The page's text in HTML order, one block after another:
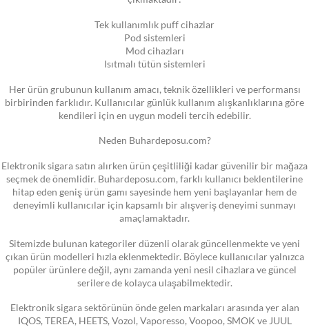
Tek kullanımlık puff cihazlar
Pod sistemleri
Mod cihazları
Isıtmalı tütün sistemleri
Her ürün grubunun kullanım amacı, teknik özellikleri ve performansı
birbirinden farklıdır. Kullanıcılar günlük kullanım alışkanlıklarına göre
kendileri için en uygun modeli tercih edebilir.
Neden Buhardeposu.com?
Elektronik sigara satın alırken ürün çeşitliliği kadar güvenilir bir mağaza
seçmek de önemlidir. Buhardeposu.com, farklı kullanıcı beklentilerine
hitap eden geniş ürün gamı sayesinde hem yeni başlayanlar hem de
deneyimli kullanıcılar için kapsamlı bir alışveriş deneyimi sunmayı
amaçlamaktadır.
Sitemizde bulunan kategoriler düzenli olarak güncellenmekte ve yeni
çıkan ürün modelleri hızla eklenmektedir. Böylece kullanıcılar yalnızca
popüler ürünlere değil, aynı zamanda yeni nesil cihazlara ve güncel
serilere de kolayca ulaşabilmektedir.
Elektronik sigara sektörünün önde gelen markaları arasında yer alan
IQOS, TEREA, HEETS, Vozol, Vaporesso, Voopoo, SMOK ve JUUL